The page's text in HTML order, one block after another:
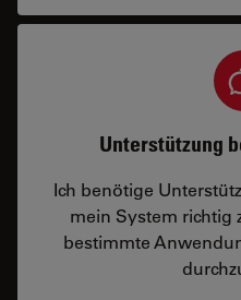
Unterstützung
Ich benötige
mein System richtig
bestimmte